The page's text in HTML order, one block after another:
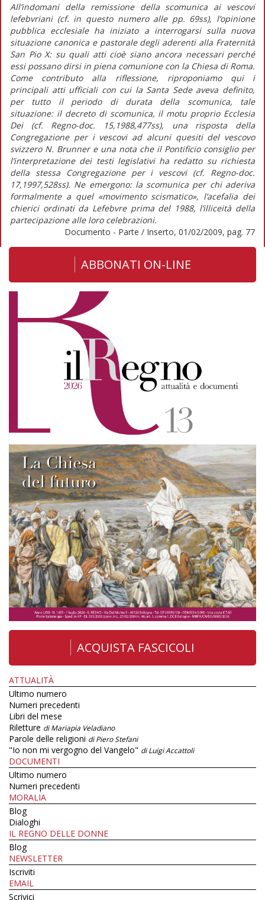
All’indomani della remissione della scomunica ai vescovi
lefebvriani (cf. in questo numero alle pp. 69ss), l’opinione
pubblica ecclesiale ha iniziato a interrogarsi sulla nuova
situazione canonica e pastorale degli aderenti alla Fraternità
San Pio X: su quali atti cioè siano ancora necessari perché
essi possano dirsi in piena comunione con la Chiesa di Roma.
Come contributo alla riflessione, riproponiamo qui i
principali atti ufficiali con cui la Santa Sede aveva definito,
per tutto il periodo di durata della scomunica, tale
situazione: il decreto di scomunica, il motu proprio Ecclesia
Dei (cf. Regno-doc. 15,1988,477ss), una risposta della
Congregazione per i vescovi ad alcuni quesiti del vescovo
svizzero N. Brunner e una nota che il Pontificio consiglio per
l’interpretazione dei testi legislativi ha redatto su richiesta
della stessa Congregazione per i vescovi (cf. Regno-doc.
17,1997,528ss). Ne emergono: la scomunica per chi aderiva
formalmente a quel «movimento scismatico», l’acefalia dei
chierici ordinati da Lefebvre prima del 1988, l’illiceità della
partecipazione alle loro celebrazioni.
Documento - Parte / Inserto, 01/02/2009, pag. 77
ABBONATI ON-LINE
ACQUISTA FASCICOLI
ATTUALITÀ
Ultimo numero
Numeri precedenti
Libri del mese
Riletture di Mariapia Veladiano
Parole delle religioni di Piero Stefani
"Io non mi vergogno del Vangelo" di Luigi Accattoli
DOCUMENTI
Ultimo numero
Numeri precedenti
MORALIA
Blog
Dialoghi
IL REGNO DELLE DONNE
Blog
NEWSLETTER
Iscriviti
EMAIL
Scrivici